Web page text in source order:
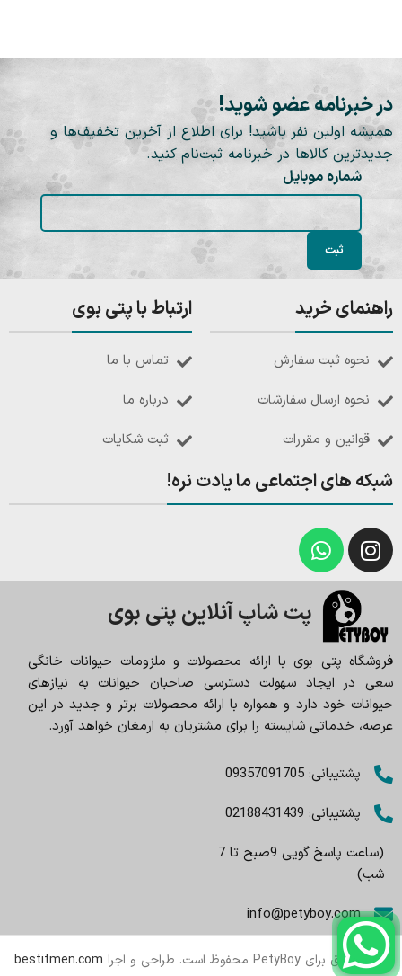
در خبرنامه عضو شوید!
همیشه اولین نفر باشید! برای اطلاع از آخرین تخفیف‌ها و
جدیدترین کالاها در خبرنامه ثبت‌نام کنید.
شماره موبایل
راهنمای خرید
نحوه ثبت سفارش
نحوه ارسال سفارشات
قوانین و مقررات
ارتباط با پتی بوی
تماس با ما
درباره ما
ثبت شکایات
شبکه های اجتماعی ما یادت نره!
پت شاپ آنلاین پتی بوی
فروشگاه پتی بوی با ارائه محصولات و ملزومات حیوانات خانگی
سعی در ایجاد سهولت دسترسی صاحبان حیوانات به نیازهای
حیوانات خود دارد و همواره با ارائه محصولات برتر و جدید در این
عرصه، خدماتی شایسته را برای مشتریان به ارمغان خواهد آورد.
پشتیبانی: 09357091705
پشتیبانی: 02188431439
(ساعت پاسخ گویی 9صبح تا 7
شب)
info@petyboy.com
تمام حقوق برای PetyBoy محفوظ است. طراحی و اجرا bestitmen.com